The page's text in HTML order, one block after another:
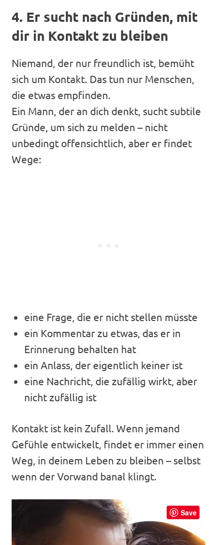
4. Er sucht nach Gründen, mit
dir in Kontakt zu bleiben
Niemand, der nur freundlich ist, bemüht
sich um Kontakt. Das tun nur Menschen,
die etwas empfinden.
Ein Mann, der an dich denkt, sucht subtile
Gründe, um sich zu melden – nicht
unbedingt offensichtlich, aber er findet
Wege:
eine Frage, die er nicht stellen müsste
ein Kommentar zu etwas, das er in
Erinnerung behalten hat
ein Anlass, der eigentlich keiner ist
eine Nachricht, die zufällig wirkt, aber
nicht zufällig ist
Kontakt ist kein Zufall. Wenn jemand
Gefühle entwickelt, findet er immer einen
Weg, in deinem Leben zu bleiben – selbst
wenn der Vorwand banal klingt.
Save